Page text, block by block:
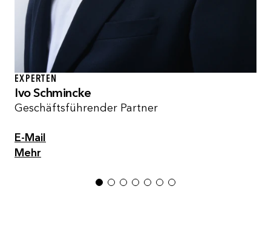
EXPERTEN
Ivo Schmincke
Geschäftsführender Partner
E-Mail
Mehr
1 2 3 4 5 6 7